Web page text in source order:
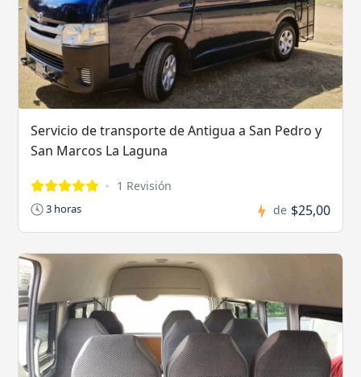
Servicio de transporte de Antigua a San Pedro y
San Marcos La Laguna
1 Revisión
3 horas de $25,00